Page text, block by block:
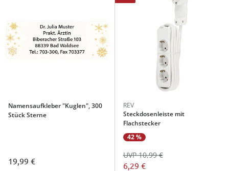
Namensaufkleber "Kuglen", 300
Stück Sterne
19,99 €
REV
Steckdosenleiste mit
Flachstecker
42 %
6,29 €
UVP 10,99 €